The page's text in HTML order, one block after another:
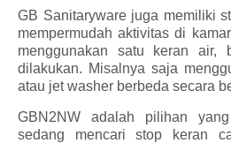
GB Sanitaryware juga memiliki
mempermudah aktivitas di
menggunakan satu keran air,
dilakukan. Misalnya saja
atau jet washer berbeda secara
GBN2NW adalah pilihan
sedang mencari stop keran